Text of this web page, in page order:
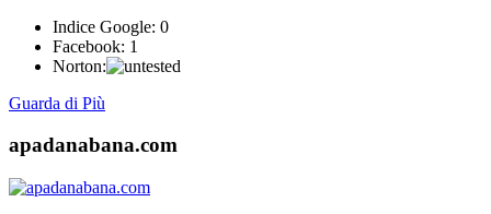
Indice Google: 0
Facebook: 1
Norton:
Guarda di Più
apadanabana.com